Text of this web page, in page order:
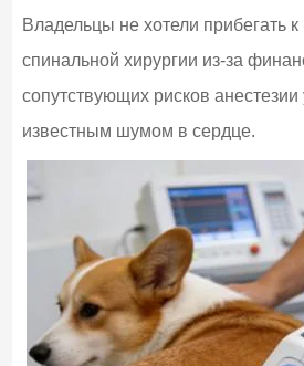
Владельцы не хотели прибегать
спинальной хирургии из-за
сопутствующих рисков анестезии
известным шумом в сердце.